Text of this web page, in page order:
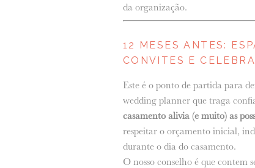
da organização.
12 MESES ANTES:
CONVITES E
Este é o ponto de partida para
wedding planner que traga
casamento alivia (e muito) as
respeitar o orçamento inicial,
durante o dia do casamento.
O nosso conselho é que contem